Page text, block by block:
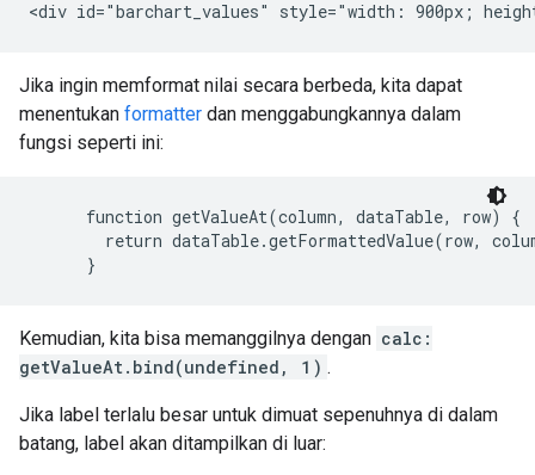
Jika ingin memformat nilai secara berbeda, kita dapat
menentukan formatter dan menggabungkannya dalam
fungsi seperti ini:
      function getValueAt(column, dataTable, row) {
return dataTable.getFormattedValue(row,
Kemudian, kita bisa memanggilnya dengan calc:
getValueAt.bind(undefined, 1) .
Jika label terlalu besar untuk dimuat sepenuhnya di dalam
batang, label akan ditampilkan di luar: